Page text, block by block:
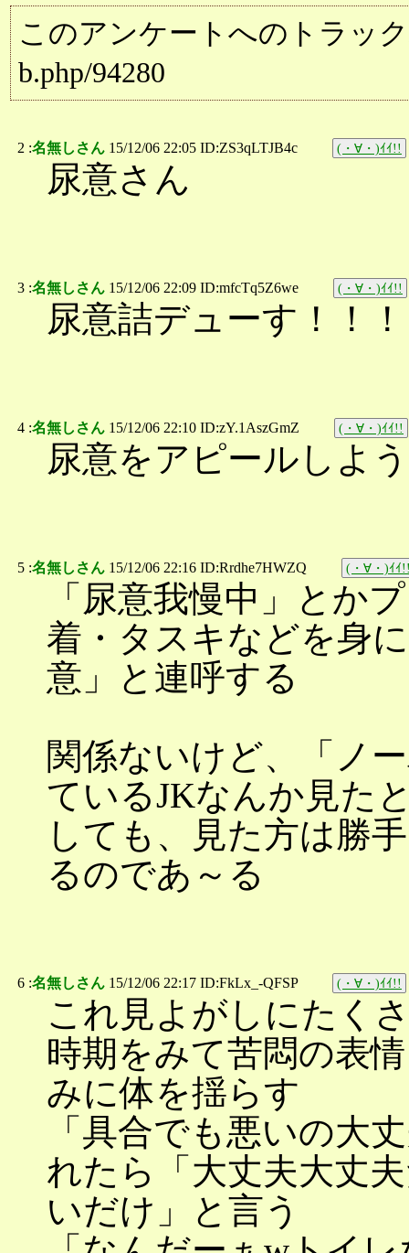
このアンケートへのトラッ
b.php/94280
2 :名無しさん 15/12/06 22:05 ID:ZS3qLTJB4c (・∀・)ｲｲ!!
尿意さん
3 :名無しさん 15/12/06 22:09 ID:mfcTq5Z6we (・∀・)ｲｲ!!
尿意詰デューす！！！
4 :名無しさん 15/12/06 22:10 ID:zY.1AszGmZ (・∀・)ｲｲ!!
尿意をアピールしよ
5 :名無しさん 15/12/06 22:16 ID:Rrdhe7HWZQ (・∀・)ｲｲ
「尿意我慢中」とか
着・タスキなどを身
意」と連呼する
関係ないけど、「ノ
ているJKなんか見た
しても、見た方は勝
るのであ～る
6 :名無しさん 15/12/06 22:17 ID:FkLx_-QFSP (・∀・)ｲｲ!!
これ見よがしにたく
時期をみて苦悶の表
みに体を揺らす
「具合でも悪いの大
れたら「大丈夫大丈
いだけ」と言う